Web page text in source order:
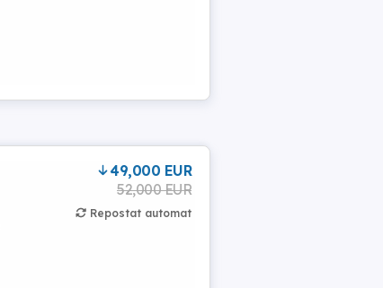
49,000 EUR
52,000 EUR
Repostat automat